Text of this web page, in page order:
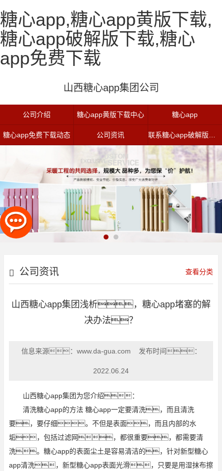
糖心app,糖心app黄版下载,
糖心app破解版下载,糖心
app免费下载
山西糖心app集团公司
公司介绍 糖心app黄版下载中心 糖心app
糖心app免费下载动态 公司资讯
公司资讯 查看分类
山西糖心app集团浅析，​糖心app堵塞的解
决办法？
信息来源： www.da-gua.com 发布时间：
2022.06.24
山西糖心app集团为您介绍：
清洗糖心app的方法 糖心app一定要清洗，而且清洗
要，要仔细。不但是表面，而且内部的水
垢，包括过滤网，都很重要，都需要清
洗。糖心app的表面尘土是容易清洁的，针对新型糖心
app清洗，新型糖心app表面光滑，只要是用湿抹布擦